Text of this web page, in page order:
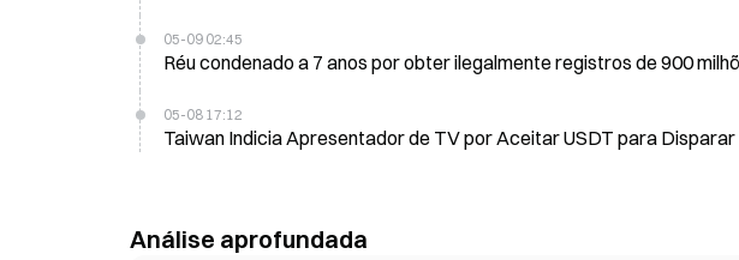
05-09 02:45
Réu condenado a 7 anos por obter ilegalmente registros de 900
05-08 17:12
Taiwan Indicia Apresentador de TV por Aceitar USDT para
Análise aprofundada